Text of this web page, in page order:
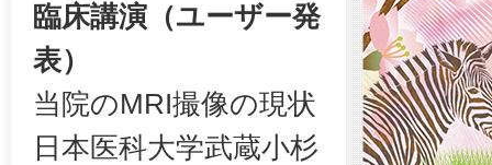
臨床講演（ユーザー発
表）
当院のMRI撮像の現状
日本医科大学武蔵小杉